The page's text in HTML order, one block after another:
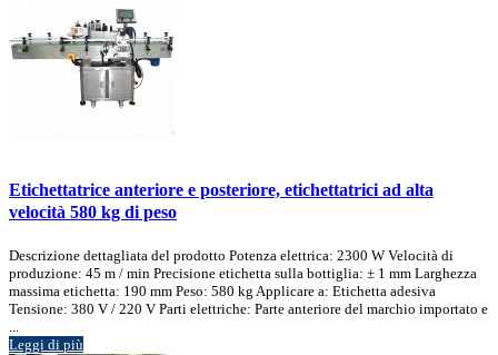
Etichettatrice anteriore e posteriore, etichettatrici ad alta
velocità 580 kg di peso
Descrizione dettagliata del prodotto Potenza elettrica: 2300 W Velocità di
produzione: 45 m / min Precisione etichetta sulla bottiglia: ± 1 mm Larghezza
massima etichetta: 190 mm Peso: 580 kg Applicare a: Etichetta adesiva
Tensione: 380 V / 220 V Parti elettriche: Parte anteriore del marchio importato e
...
Leggi di più